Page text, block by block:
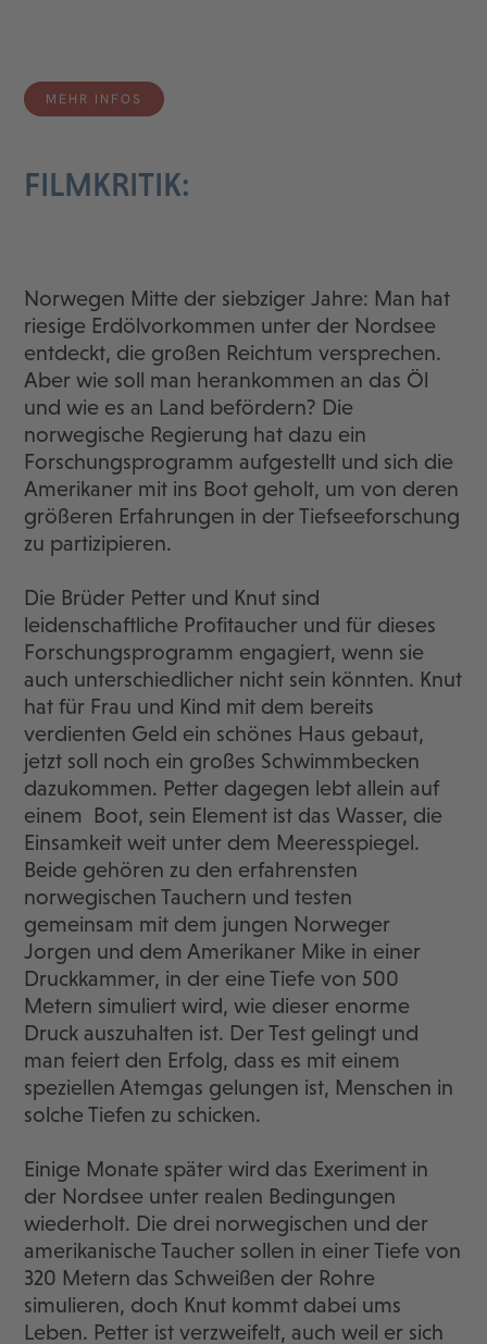
MEHR INFOS
FILMKRITIK:
Norwegen Mitte der siebziger Jahre: Man hat
riesige Erdölvorkommen unter der Nordsee
entdeckt, die großen Reichtum versprechen.
Aber wie soll man herankommen an das Öl
und wie es an Land befördern? Die
norwegische Regierung hat dazu ein
Forschungsprogramm aufgestellt und sich die
Amerikaner mit ins Boot geholt, um von deren
größeren Erfahrungen in der Tiefseeforschung
zu partizipieren.
Die Brüder Petter und Knut sind
leidenschaftliche Profitaucher und für dieses
Forschungsprogramm engagiert, wenn sie
auch unterschiedlicher nicht sein könnten. Knut
hat für Frau und Kind mit dem bereits
verdienten Geld ein schönes Haus gebaut,
jetzt soll noch ein großes Schwimmbecken
dazukommen. Petter dagegen lebt allein auf
einem Boot, sein Element ist das Wasser, die
Einsamkeit weit unter dem Meeresspiegel.
Beide gehören zu den erfahrensten
norwegischen Tauchern und testen
gemeinsam mit dem jungen Norweger
Jorgen und dem Amerikaner Mike in einer
Druckkammer, in der eine Tiefe von 500
Metern simuliert wird, wie dieser enorme
Druck auszuhalten ist. Der Test gelingt und
man feiert den Erfolg, dass es mit einem
speziellen Atemgas gelungen ist, Menschen in
solche Tiefen zu schicken.
Einige Monate später wird das Exeriment in
der Nordsee unter realen Bedingungen
wiederholt. Die drei norwegischen und der
amerikanische Taucher sollen in einer Tiefe von
320 Metern das Schweißen der Rohre
simulieren, doch Knut kommt dabei ums
Leben. Petter ist verzweifelt, auch weil er sich